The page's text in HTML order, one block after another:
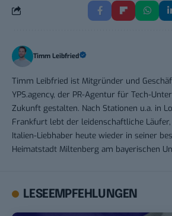
Timm Leibfried
Timm Leibfried ist Mitgründer und
YPS.agency, der PR-Agentur für Tech-
Zukunft gestalten. Nach Stationen u.a. in
Frankfurt lebt der leidenschaftliche
Italien-Liebhaber heute wieder in seiner
Heimatstadt Miltenberg am bayerischen
LESEEMPFEHLUNGEN